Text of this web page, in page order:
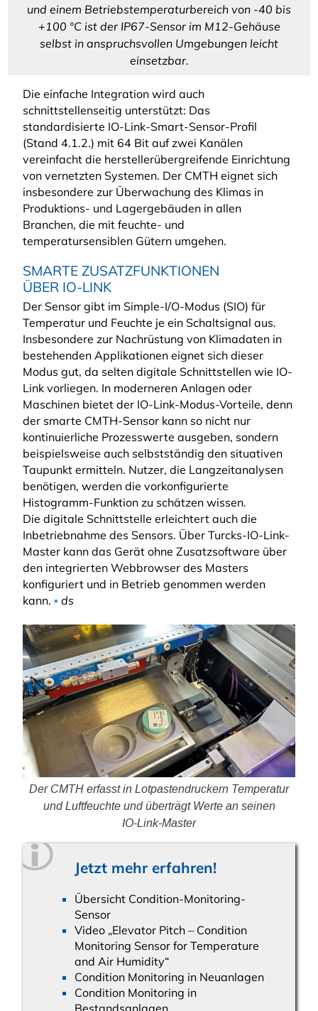
und einem Betriebstemperaturbereich von -40 bis
+100 °C ist der IP67-Sensor im M12-‍Gehäuse
selbst in anspruchsvollen Umgebungen leicht
einsetzbar.
Die einfache Integration wird auch
schnittstellenseitig unterstützt: Das
standardisierte IO-Link-Smart-Sensor-Profil
(Stand 4.1.2.) mit 64 Bit auf zwei Kanälen
vereinfacht die herstellerübergreifende Einrichtung
von vernetzten Systemen. Der CMTH eignet sich
insbesondere zur Überwachung des Klimas in
Produktions- und Lagergebäuden in allen
Branchen, die mit feuchte- und
temperatursensiblen Gütern umgehen.
SMARTE ZUSATZFUNKTIONEN
ÜBER IO-LINK
Der Sensor gibt im Simple-I/O-Modus (SIO) für
Temperatur und Feuchte je ein Schaltsignal aus.
Insbesondere zur Nachrüstung von Klimadaten in
bestehenden Applikationen eignet sich dieser
Modus gut, da selten digitale Schnittstellen wie IO-
Link vorliegen. In moderneren Anlagen oder
Maschinen bietet der IO-Link-Modus-Vorteile, denn
der smarte CMTH-Sensor kann so nicht nur
kontinuierliche Prozesswerte ausgeben, sondern
beispielsweise auch selbstständig den situativen
Taupunkt ermitteln. Nutzer, die Langzeitanalysen
benötigen, werden die vorkonfigurierte
Histogramm-Funktion zu schätzen wissen.
Die digitale Schnittstelle erleichtert auch die
Inbetriebnahme des Sensors. Über Turcks-IO-Link-
Master kann das Gerät ohne Zusatzsoftware über
den integrierten Webbrowser des Masters
konfiguriert und in Betrieb genommen werden
kann.▪ ds
Der CMTH erfasst in Lotpastendruckern Temperatur
und Luftfeuchte und überträgt Werte an seinen
IO-‍Link-Master
Jetzt mehr erfahren!
Übersicht Condition-Monitoring-
Sensor
Video „Elevator Pitch – Condition
Monitoring Sensor for Temperature
and Air Humidity“
Condition Monitoring in Neuanlagen
Condition Monitoring in